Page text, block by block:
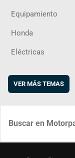
Equipamiento
Honda
Eléctricas
VER MÁS TEMAS